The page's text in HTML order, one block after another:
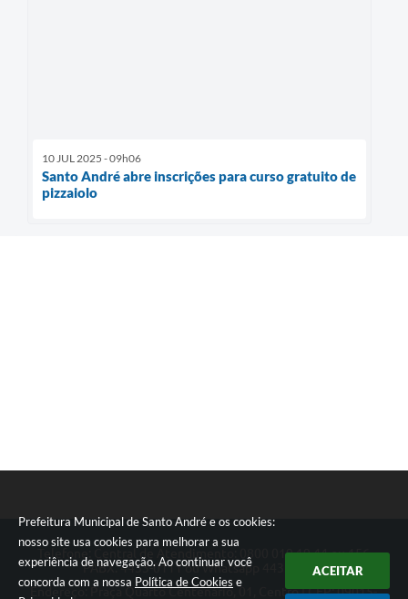
Prefeitura Municipal de Santo André e os cookies:
nosso site usa cookies para melhorar a sua
experiência de navegação. Ao continuar você
concorda com a nossa Política de Cookies e
ACEITAR
10 JUL 2025 - 09h06
Santo André abre inscrições para curso gratuito de
pizzaiolo
Telefone: Central de Atendimento: 0800 019 19 44 ou 156
PABX: 4433-0111 ou Whatsapp 4433-0123
Endereço: Praça Quarto Centenário, 01, Centro | CEP: 09015-